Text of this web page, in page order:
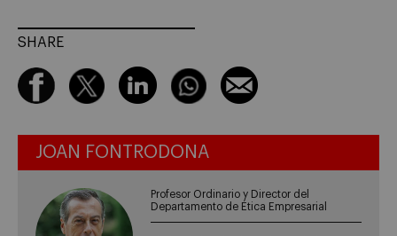
SHARE
JOAN FONTRODONA
Profesor Ordinario y Director del
Departamento de Ética Empresarial